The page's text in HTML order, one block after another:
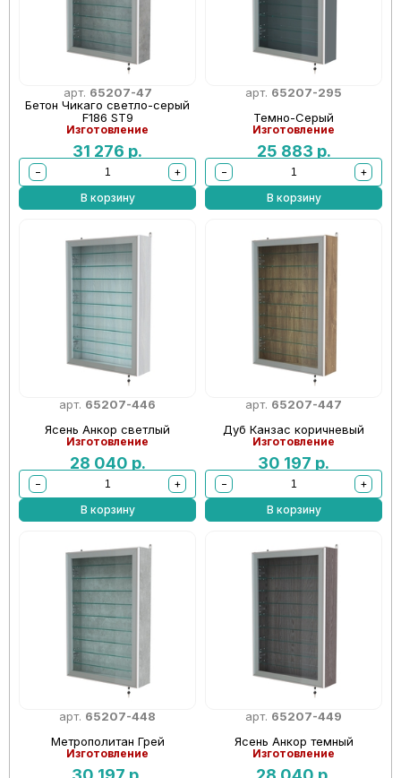
арт. 65207-47
Бетон Чикаго светло-серый
F186 ST9
Изготовление
31 276 р.
−
+
В корзину
арт. 65207-295
Темно-Серый
Изготовление
25 883 р.
−
+
В корзину
арт. 65207-446
Ясень Анкор светлый
Изготовление
28 040 р.
−
+
В корзину
арт. 65207-447
Дуб Канзас коричневый
Изготовление
30 197 р.
−
+
В корзину
арт. 65207-448
Метрополитан Грей
Изготовление
арт. 65207-449
Ясень Анкор темный
Изготовление